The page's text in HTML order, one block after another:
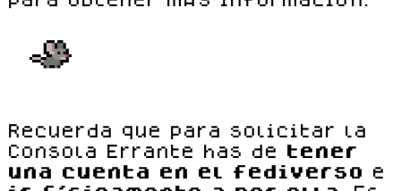
Recuerda que para solicitar la
Consola Errante has de
tener
una cuenta en el fediverso
e